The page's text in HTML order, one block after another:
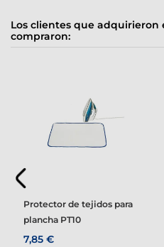
Los clientes que
compraron:
Protector de tejidos para
plancha PT10
7,85 €